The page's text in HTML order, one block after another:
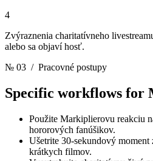
4
Zvýraznenia charitatívneho
alebo sa objaví hosť.
№ 03 / Pracovné postupy
Specific workflows for
Použite Markiplierovu reakciu
hororových fanúšikov.
Ušetrite 30-sekundový
krátkych filmov.